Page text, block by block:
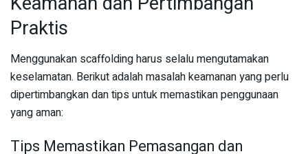
Praktis
Menggunakan scaffolding harus selalu mengutamakan
keselamatan. Berikut adalah masalah keamanan yang perlu
dipertimbangkan dan tips untuk memastikan penggunaan
yang aman:
Tips Memastikan Pemasangan dan